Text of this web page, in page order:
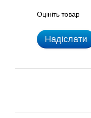
Оцініть товар
Надіслати